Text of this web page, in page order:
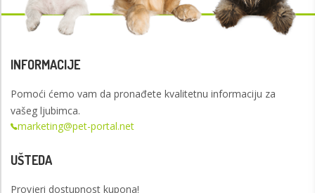
INFORMACIJE
Pomoći ćemo vam da pronađete kvalitetnu informaciju za
vašeg ljubimca.
marketing@pet-portal.net
UŠTEDA
Provjeri dostupnost kupona!